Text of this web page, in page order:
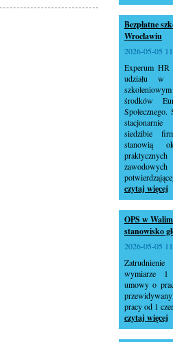
Bezpłatne
Wrocławiu
2026-05-05
Experum HR
udziału w
środków
siedzibie
stanowią
czytaj więcej
OPS w
stanowisko
2026-05-05
wymiarze 1
umowy o
pracy od 1
czytaj więcej